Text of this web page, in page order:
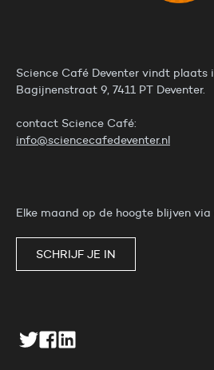
Science Café Deventer vindt plaats
Bagijnenstraat 9, 7411 PT Deventer.
contact Science Café:
info@sciencecafedeventer.nl
Elke maand op de hoogte blijven
SCHRIJF JE IN